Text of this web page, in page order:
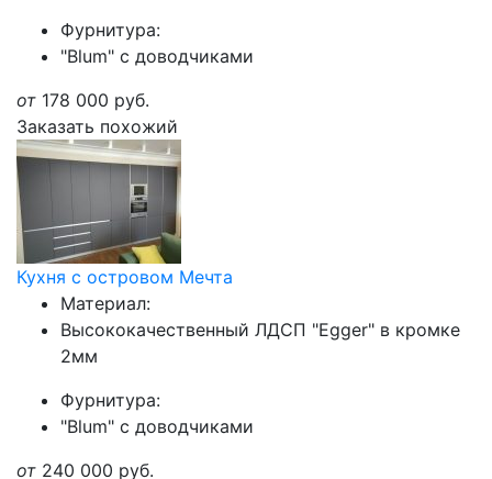
Фурнитура:
"Blum" с доводчиками
от 178 000 руб.
Заказать похожий
Кухня с островом Мечта
Материал:
Высококачественный ЛДСП "Egger" в кромке
2мм
Фурнитура:
"Blum" с доводчиками
от 240 000 руб.